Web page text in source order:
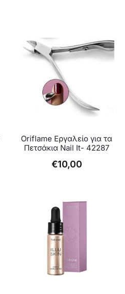
Oriflame Εργαλείο για τα
Πετσάκια Nail It- 42287
€10,00